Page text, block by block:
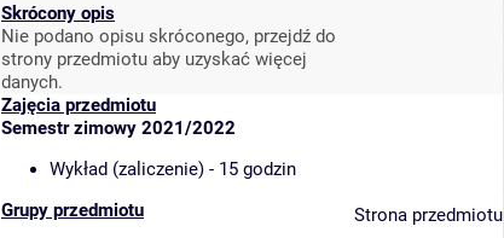
Skrócony opis
Nie podano opisu skróconego, przejdź do
strony przedmiotu aby uzyskać więcej
danych.
Zajęcia przedmiotu
Semestr zimowy 2021/2022
Wykład (zaliczenie) - 15 godzin
Grupy przedmiotu
Strona przedmiotu